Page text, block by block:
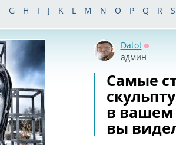
G H I J K L M N O P Q R S
Datot
админ
Самые
в вашем
вы